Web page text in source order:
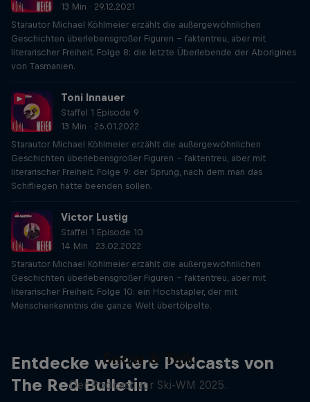
13 Min · 29.12.2021
Starautor Michael Köhlmeier erzählt die außergewöhnlichen
Geschichten überlebensgroßer Figuren – faktentreu, aber mit
literarischer Freiheit. Folge 8: die letzte Überlebende der Aborigines
von Tasmanien.
Toni Innauer
Staffel 1 Episode 9
13 Min · 26.01.2022
Starautor Michael Köhlmeier erzählt die außergewöhnlichen
Geschichten überlebensgroßer Figuren – faktentreu, aber mit
literarischer Freiheit. Folge 9: der Sprung, nach dem man das
Schifliegen hätte beenden sollen.
Victor Lustig
Staffel 1 Episode 10
14 Min · 23.02.2022
Starautor Michael Köhlmeier erzählt die außergewöhnlichen
Geschichten überlebensgroßer Figuren – faktentreu, aber mit
literarischer Freiheit. Folge 10: ein Hochstapler, der mit
Menschenkenntnis die ganze Welt übertölpelte.
Entdecke weitere Podcasts von
The Red Bulletin
Snow & Talk
Der Podcast zur Ski-WM 2025.